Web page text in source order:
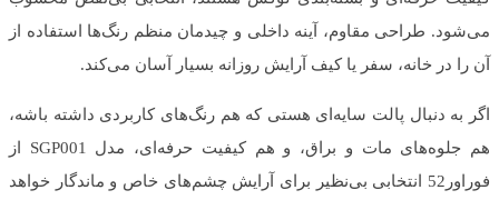
می‌شود. طراحی مقاوم، آینه داخلی و چیدمان منظم رنگ‌ها استفاده از
آن را در خانه، سفر یا کیف آرایش روزانه بسیار آسان می‌کند.
اگر به دنبال پالت سایه‌ای هستی که هم رنگ‌های کاربردی داشته باشه،
هم جلوه‌های مات و براق، و هم کیفیت حرفه‌ای، مدل SGP001 از
فوراور52 انتخابی بی‌نظیر برای آرایش چشم‌های خاص و ماندگار خواهد